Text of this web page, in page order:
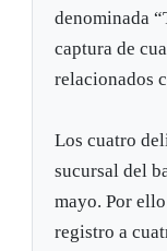
denominada
captura de
relacionados
Los cuatro
sucursal del
mayo. Por
registro a